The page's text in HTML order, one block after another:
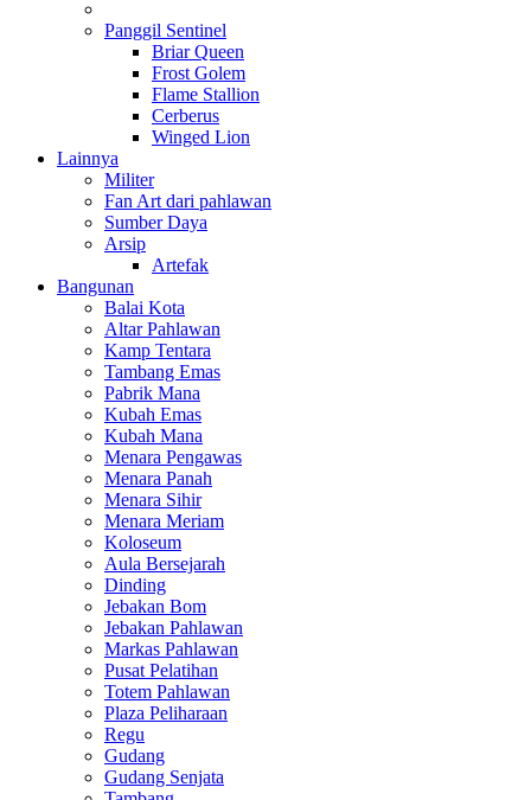
Panggil Sentinel
Briar Queen
Frost Golem
Flame Stallion
Cerberus
Winged Lion
Lainnya
Militer
Fan Art dari pahlawan
Sumber Daya
Arsip
Artefak
Bangunan
Balai Kota
Altar Pahlawan
Kamp Tentara
Tambang Emas
Pabrik Mana
Kubah Emas
Kubah Mana
Menara Pengawas
Menara Panah
Menara Sihir
Menara Meriam
Koloseum
Aula Bersejarah
Dinding
Jebakan Bom
Jebakan Pahlawan
Markas Pahlawan
Pusat Pelatihan
Totem Pahlawan
Plaza Peliharaan
Regu
Gudang
Gudang Senjata